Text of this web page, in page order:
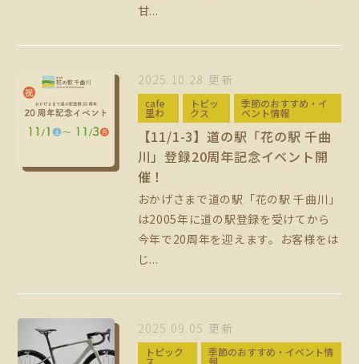
甘...
2025.10.28 更新
cafe
里わ
トピッ
クス
季節のおすすめ・イ
ベント情報
【11/1-3】道の駅「花の駅 千曲
川」登録20周年記念イベント開
催！
おかげさまで道の駅「花の駅 千曲川」
は2005年に道の駅登録を受けてから
今年で20周年を迎えます。お客様をは
じ...
2025.09.05 更新
トピック 季節のおすすめ・イベント情